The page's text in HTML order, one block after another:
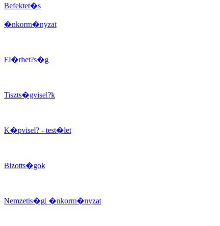
Befektet�s
�nkorm�nyzat
El�rhet?s�g
Tiszts�gvisel?k
K�pvisel? - test�let
Bizotts�gok
Nemzetis�gi �nkorm�nyzat